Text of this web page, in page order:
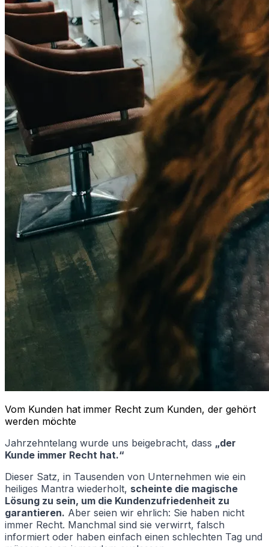
Vom Kunden hat immer Recht zum Kunden, der gehört
werden möchte
Jahrzehntelang wurde uns beigebracht, dass „der
Kunde immer Recht hat.“
Dieser Satz, in Tausenden von Unternehmen wie ein
heiliges Mantra wiederholt, scheinte die magische
Lösung zu sein, um die Kundenzufriedenheit zu
garantieren. Aber seien wir ehrlich: Sie haben nicht
immer Recht. Manchmal sind sie verwirrt, falsch
informiert oder haben einfach einen schlechten Tag und